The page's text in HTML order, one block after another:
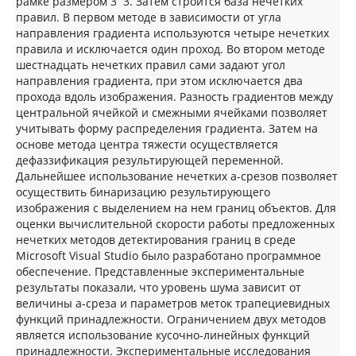
правил. В первом методе в зависимости от угла
направления градиента используются четыре нечетких
правила и исключается один проход. Во втором методе
шестнадцать нечетких правил сами задают угол
направления градиента, при этом исключается два
прохода вдоль изображения. Разность градиентов между
центральной ячейкой и смежными ячейками позволяет
учитывать форму распределения градиента. Затем на
основе метода центра тяжести осуществляется
дефаззификация результирующей переменной.
Дальнейшее использование нечетких a-срезов позволяет
осуществить бинаризацию результирующего
изображения с выделением на нем границ объектов. Для
оценки вычислительной скорости работы предложенных
нечетких методов детектирования границ в среде
Microsoft Visual Studio было разработано программное
обеспечение. Представленные экспериментальные
результаты показали, что уровень шума зависит от
величины a-среза и параметров меток трапециевидных
функций принадлежности. Ограничением двух методов
является использование кусочно-линейных функций
принадлежности. Экспериментальные исследования